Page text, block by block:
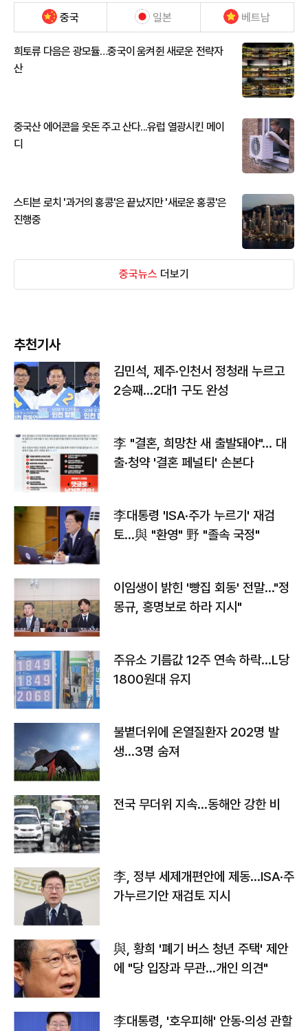
중국 일본 베트남
희토류 다음은 광모듈…중국이 움켜쥔 새로운 전략자
산
중국산 에어콘을 웃돈 주고 산다...유럽 열광시킨 메이
디
스티븐 로치 '과거의 홍콩'은 끝났지만 '새로운 홍콩'은
진행중
중국뉴스 더보기
추천기사
김민석, 제주·인천서 정청래 누르고
2승째…2대1 구도 완성
李 "결혼, 희망찬 새 출발돼야"… 대
출·청약 '결혼 페널티' 손본다
李대통령 'ISA·주가 누르기' 재검
토…與 "환영" 野 "졸속 국정"
이임생이 밝힌 '빵집 회동' 전말…"정
몽규, 홍명보로 하라 지시"
주유소 기름값 12주 연속 하락…L당
1800원대 유지
불볕더위에 온열질환자 202명 발
생…3명 숨져
전국 무더위 지속…동해안 강한 비
李, 정부 세제개편안에 제동…ISA·주
가누르기안 재검토 지시
與, 황희 '폐기 버스 청년 주택' 제안
에 "당 입장과 무관…개인 의견"
李대통령, '호우피해' 안동·의성 관할